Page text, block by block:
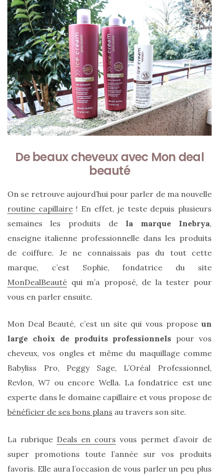
sac
en
soie
et
cuir
au
luxe
discret
cabas
cuir
tressé
Parfois
De beaux cheveux avec Mon deal
beauté
On se retrouve aujourd’hui pour parler de ma nouvelle
routine capillaire! En effet, je teste depuis plusieurs
semaines les produits de la marque Inebrya,
enseigne italienne professionnelle dans les produits
de coiffure. Je ne connaissais pas du tout cette
marque, c’est Sophie, fondatrice du site
MonDealBeauté qui m’a proposé, de la tester pour
vous en parler ensuite.
Mon Deal Beauté, c’est un site qui vous proposeun
large choix de produits professionnels pour vos
cheveux, vos ongles et même du maquillage comme
Babyliss Pro, Peggy Sage, L’Oréal Professionnel,
Revlon, W7 ou encore Wella. La fondatrice est une
experte dans le domaine capillaire et vous propose de
bénéficier de ses bons plans au travers son site.
La rubrique Deals en cours vous permet d’avoir de
super promotions toute l’année sur vos produits
favoris. Elle aura l’occasion de vous parler un peu plus